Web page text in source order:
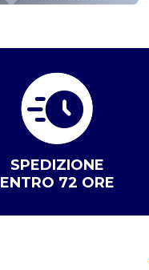
SPEDIZIONE
ENTRO 72 ORE